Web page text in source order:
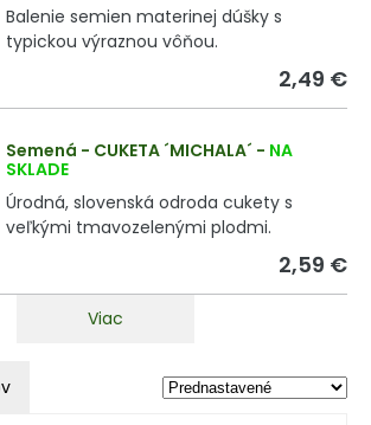
Balenie semien materinej dúšky s
typickou výraznou vôňou.
2,49 €
Semená - CUKETA ´MICHALA´ - NA
SKLADE
Úrodná, slovenská odroda cukety s
veľkými tmavozelenými plodmi.
2,59 €
Viac